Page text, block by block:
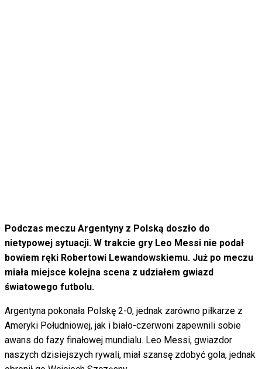
Podczas meczu Argentyny z Polską doszło do
nietypowej sytuacji. W trakcie gry Leo Messi nie podał
bowiem ręki Robertowi Lewandowskiemu. Już po meczu
miała miejsce kolejna scena z udziałem gwiazd
światowego futbolu.
Argentyna pokonała Polskę 2-0, jednak zarówno piłkarze z
Ameryki Południowej, jak i biało-czerwoni zapewnili sobie
awans do fazy finałowej mundialu. Leo Messi, gwiazdor
naszych dzisiejszych rywali, miał szansę zdobyć gola, jednak